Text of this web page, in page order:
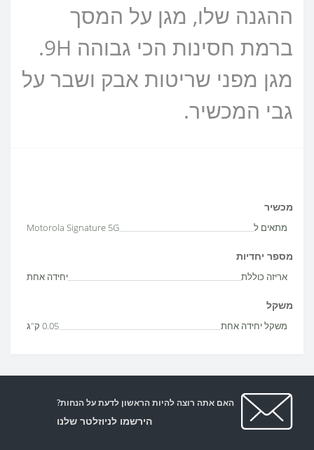
ההגנה שלו, מגן על המסך
ברמת חסינות הכי גבוהה 9H.
מגן מפני שריטות אבק ושבר על
גבי המכשיר.
מכשיר
מתאים ל Motorola Signature 5G
מספר יחדיות
אריזה כוללת יחידה אחת
משקל
משקל יחידה אחת 0.05 ק"ג
האם אתה רוצה להיות הראשון לדעת על הנחות?
הירשמו לניוזלטר שלנו